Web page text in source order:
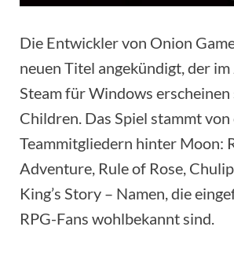
Die Entwickler von Onion
neuen Titel angekündigt, der
Steam für Windows
Children. Das Spiel stammt von
Teammitgliedern hinter Moon:
Adventure, Rule of Rose,
King’s Story – Namen, die
RPG-Fans wohlbekannt sind.